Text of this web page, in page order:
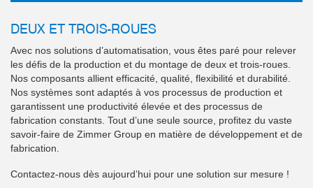
DEUX ET TROIS-ROUES
Avec nos solutions d’automatisation, vous êtes paré pour relever
les défis de la production et du montage de deux et trois-roues.
Nos composants allient efficacité, qualité, flexibilité et durabilité.
Nos systèmes sont adaptés à vos processus de production et
garantissent une productivité élevée et des processus de
fabrication constants. Tout d’une seule source, profitez du vaste
savoir-faire de Zimmer Group en matière de développement et de
fabrication.
Contactez-nous dès aujourd’hui pour une solution sur mesure !